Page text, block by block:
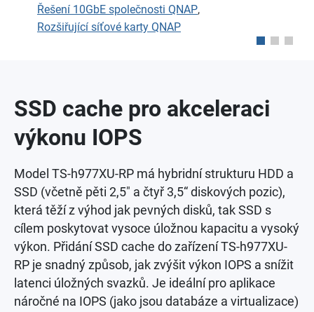
Řešení 10GbE společnosti QNAP,
Rozšiřující síťové karty QNAP
SSD cache pro akceleraci
výkonu IOPS
Model TS-h977XU-RP má hybridní strukturu HDD a
SSD (včetně pěti 2,5" a čtyř 3,5“ diskových pozic),
která těží z výhod jak pevných disků, tak SSD s
cílem poskytovat vysoce úložnou kapacitu a vysoký
výkon. Přidání SSD cache do zařízení TS-h977XU-
RP je snadný způsob, jak zvýšit výkon IOPS a snížit
latenci úložných svazků. Je ideální pro aplikace
náročné na IOPS (jako jsou databáze a virtualizace)